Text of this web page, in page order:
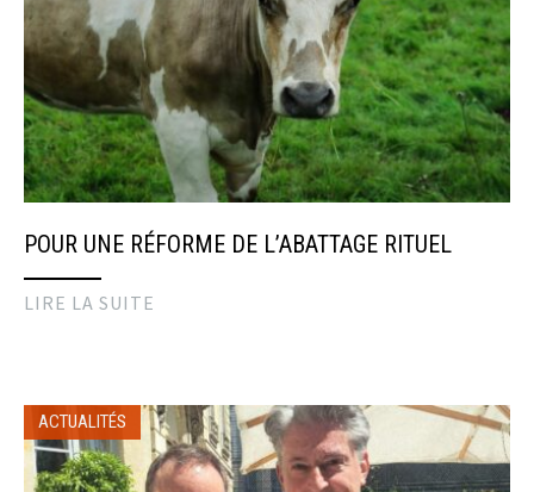
POUR UNE RÉFORME DE L’ABATTAGE RITUEL
LIRE LA SUITE
ACTUALITÉS